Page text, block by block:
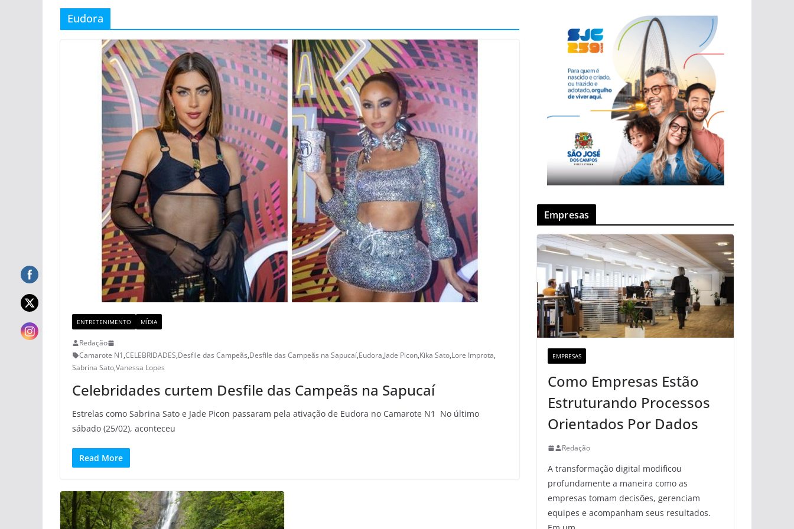
Eudora
ENTRETENIMENTO MÍDIA
Redação
Camarote N1,CELEBRIDADES,Desfile das Campeãs,Desfile das Campeãs na Sapucaí,Eudora,Jade Picon,Kika Sato,Lore Improta,
Sabrina Sato,Vanessa Lopes
Celebridades curtem Desfile das Campeãs na Sapucaí
Estrelas como Sabrina Sato e Jade Picon passaram pela ativação de Eudora no Camarote N1 No último
sábado (25/02), aconteceu
Read More
Empresas
EMPRESAS
Como Empresas Estão
Estruturando Processos
Orientados Por Dados
Redação
A transformação digital modificou
profundamente a maneira como as
empresas tomam decisões, gerenciam
equipes e acompanham seus resultados.